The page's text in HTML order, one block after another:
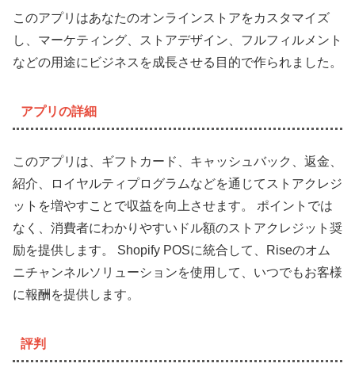
このアプリはあなたのオンラインストアをカスタマイズ
し、マーケティング、ストアデザイン、フルフィルメント
などの用途にビジネスを成長させる目的で作られました。
アプリの詳細
このアプリは、ギフトカード、キャッシュバック、返金、
紹介、ロイヤルティプログラムなどを通じてストアクレジ
ットを増やすことで収益を向上させます。 ポイントでは
なく、消費者にわかりやすいドル額のストアクレジット奨
励を提供します。 Shopify POSに統合して、Riseのオム
ニチャンネルソリューションを使用して、いつでもお客様
に報酬を提供します。
評判